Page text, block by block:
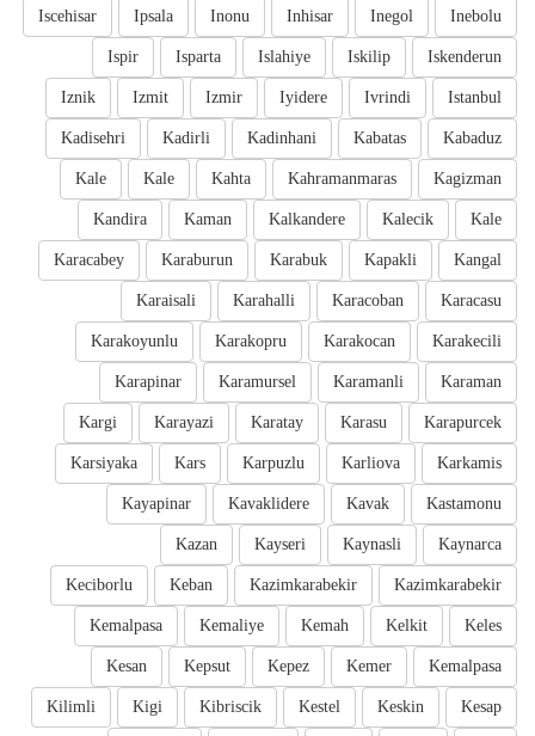
Inebolu
Inegol
Inhisar
Inonu
Ipsala
Iscehisar
Iskenderun
Iskilip
Islahiye
Isparta
Ispir
Istanbul
Ivrindi
Iyidere
Izmir
Izmit
Iznik
Kabaduz
Kabatas
Kadinhani
Kadirli
Kadisehri
Kagizman
Kahramanmaras
Kahta
Kale
Kale
Kale
Kalecik
Kalkandere
Kaman
Kandira
Kangal
Kapakli
Karabuk
Karaburun
Karacabey
Karacasu
Karacoban
Karahalli
Karaisali
Karakecili
Karakocan
Karakopru
Karakoyunlu
Karaman
Karamanli
Karamursel
Karapinar
Karapurcek
Karasu
Karatay
Karayazi
Kargi
Karkamis
Karliova
Karpuzlu
Kars
Karsiyaka
Kastamonu
Kavak
Kavaklidere
Kayapinar
Kaynarca
Kaynasli
Kayseri
Kazan
Kazimkarabekir
Kazimkarabekir
Keban
Keciborlu
Keles
Kelkit
Kemah
Kemaliye
Kemalpasa
Kemalpasa
Kemer
Kepez
Kepsut
Kesan
Kesap
Keskin
Kestel
Kibriscik
Kigi
Kilimli